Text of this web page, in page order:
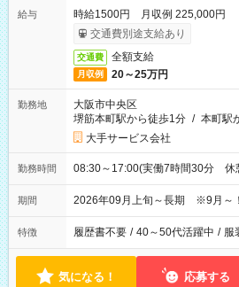
給与
時給1500円 月収例 225,000円
交通費別途支給あり
交通費 全額支給
月収例 20～25万円
勤務地
大阪市中央区
堺筋本町駅から徒歩1分 / 本町駅
大手サービス会社
勤務時間 08:30～17:00(実働7時間30分 休
期間 2026年09月上旬～長期 ※9月～！
特徴 履歴書不要 / 40～50代活躍中 / 服
気になる！ 応募する